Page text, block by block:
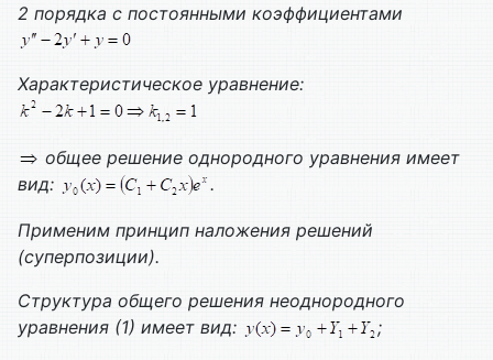
2 порядка с постоянными коэффициентами
Характеристическое уравнение:
общее решение однородного уравнения имеет
вид:
.
Применим принцип наложения решений
(суперпозиции).
Структура общего решения неоднородного
уравнения (1) имеет вид:
;